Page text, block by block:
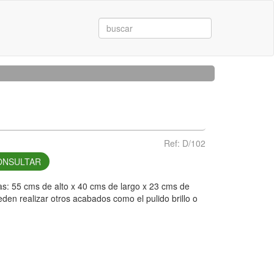
Ref: D/102
55 cms de alto x 40 cms de largo x 23 cms de
realizar otros acabados como el pulido brillo o